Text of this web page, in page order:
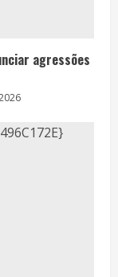
agressões